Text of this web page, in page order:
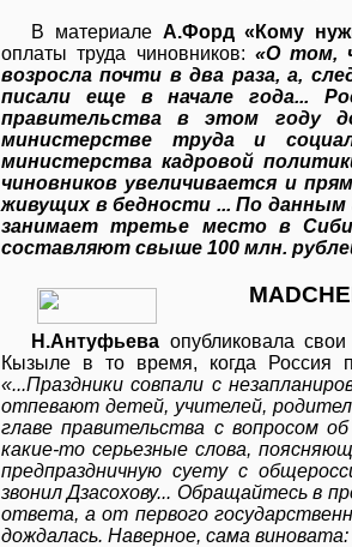
В материале А.Форд «Кому
оплаты труда чиновников: «О том,
возросла почти в два раза, а,
писали еще в начале года...
правительства в этом году
министерстве труда и
министерства кадровой
чиновников увеличивается и
живущих в бедности ... По
занимает третье место в
составляют свыше 100 млн.
Н.Антуфьева опубликовала свои
Кызыле в то время, когда Россия
«...Праздники совпали с
отпевают детей, учителей,
главе правительства с вопросом
какие-то серьезные слова,
предпраздничную суету с
звонил Дзасохову... Обращайтесь в
ответа, а от первого
дождалась. Наверное, сама